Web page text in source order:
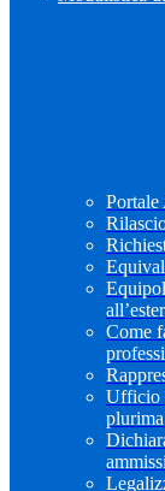
Come
Ufficio